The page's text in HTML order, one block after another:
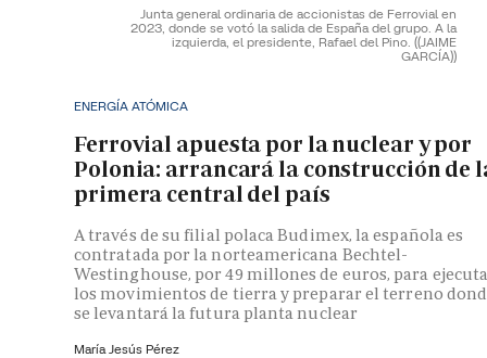
Junta general ordinaria de accionistas de Ferrovial en
2023, donde se votó la salida de España del grupo. A la
izquierda, el presidente, Rafael del Pino. ((JAIME
GARCÍA))
ENERGÍA ATÓMICA
Ferrovial apuesta por la nuclear y por
Polonia: arrancará la construcción de
primera central del país
A través de su filial polaca Budimex, la española es
contratada por la norteamericana Bechtel-
Westinghouse, por 49 millones de euros, para
los movimientos de tierra y preparar el terreno
se levantará la futura planta nuclear
María Jesús Pérez